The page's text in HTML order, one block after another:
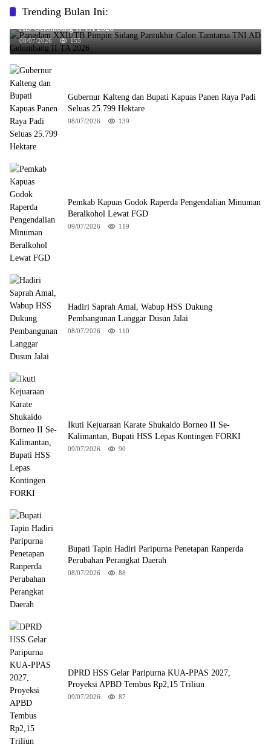
Trending Bulan Ini:
Pangdam XXII/TB Pimpin Sidang Pantukhir Calon Tamtama TNI
AD Gelombang II TA 2026
08/07/2026 155
Gubernur Kalteng dan Bupati Kapuas Panen Raya Padi
Seluas 25.799 Hektare
08/07/2026 139
Pemkab Kapuas Godok Raperda Pengendalian Minuman
Beralkohol Lewat FGD
09/07/2026 119
Hadiri Saprah Amal, Wabup HSS Dukung
Pembangunan Langgar Dusun Jalai
08/07/2026 110
Ikuti Kejuaraan Karate Shukaido Borneo II Se-
Kalimantan, Bupati HSS Lepas Kontingen FORKI
09/07/2026 90
Bupati Tapin Hadiri Paripurna Penetapan Ranperda
Perubahan Perangkat Daerah
08/07/2026 88
DPRD HSS Gelar Paripurna KUA-PPAS 2027,
Proyeksi APBD Tembus Rp2,15 Triliun
09/07/2026 87